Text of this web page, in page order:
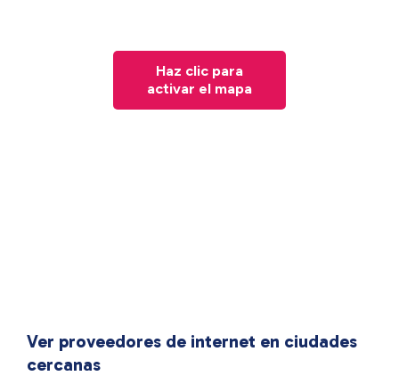
Haz clic para
activar el mapa
Ver proveedores de internet en ciudades
cercanas